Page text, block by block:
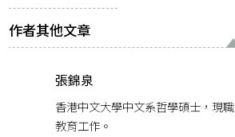
作者其他文章
張錦泉
香港中文大學中文系哲學碩士，現職
教育工作。